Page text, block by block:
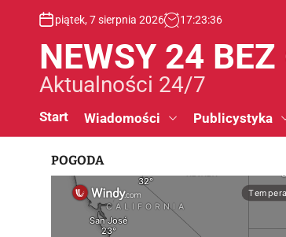
piątek, 7 sierpnia 2026 17:23:37
NEWSY 24 BEZ
Aktualności 24/7
Start Wiadomości Publicystyka
POGODA